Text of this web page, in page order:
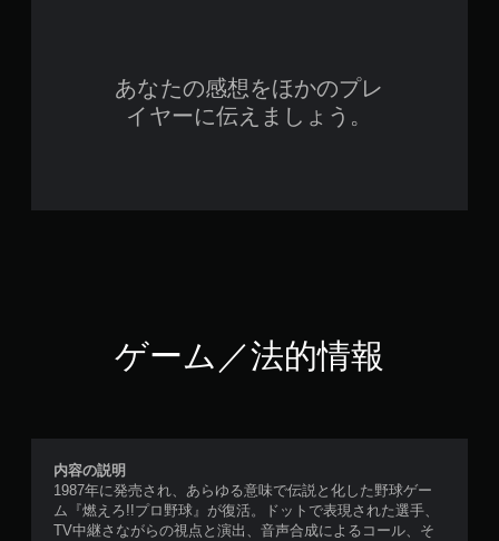
あなたの感想をほかのプレ
イヤーに伝えましょう。
ゲーム／法的情報
内容の説明
1987年に発売され、あらゆる意味で伝説と化した野球ゲー
ム『燃えろ!!プロ野球』が復活。ドットで表現された選手、
TV中継さながらの視点と演出、音声合成によるコール、そ